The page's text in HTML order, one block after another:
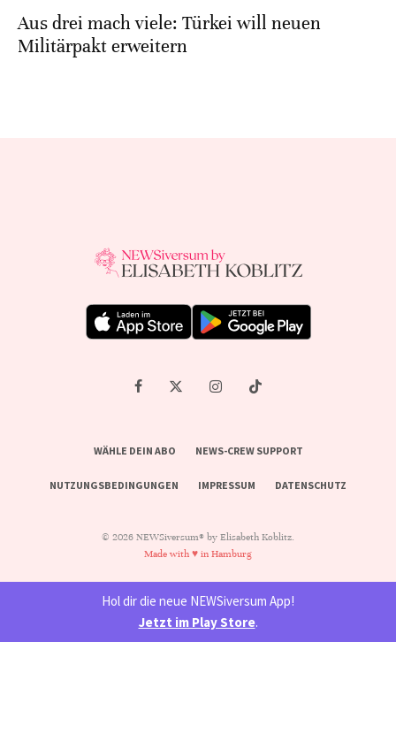
Aus drei mach viele: Türkei will neuen
Militärpakt erweitern
WÄHLE DEIN ABO NEWS-CREW SUPPORT
NUTZUNGSBEDINGUNGEN IMPRESSUM DATENSCHUTZ
© 2026 NEWSiversum® by Elisabeth Koblitz.
Made with ♥ in Hamburg
Hol dir die neue NEWSiversum App!
Jetzt im Play Store.